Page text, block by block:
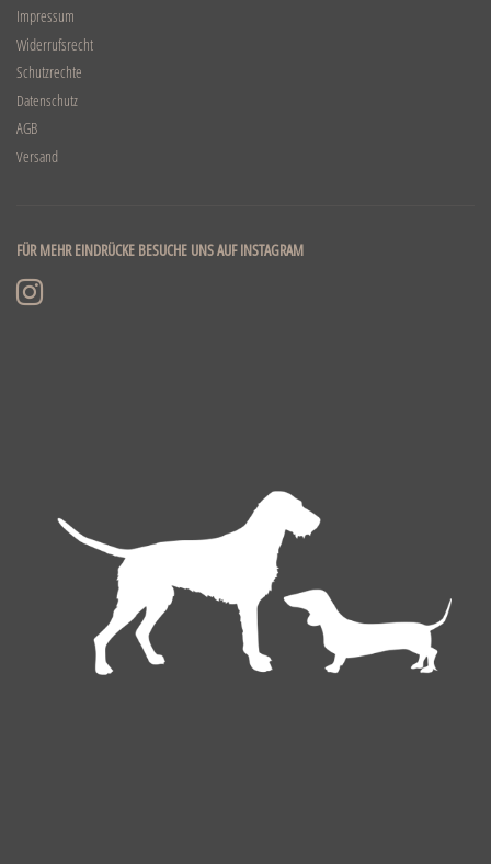
Impressum
Widerrufsrecht
Schutzrechte
Datenschutz
AGB
Versand
FÜR MEHR EINDRÜCKE BESUCHE UNS AUF INSTAGRAM